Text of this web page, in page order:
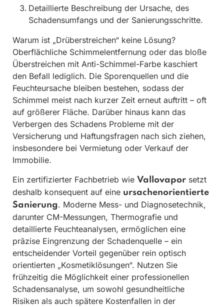
Detaillierte Beschreibung der Ursache, des
Schadensumfangs und der Sanierungsschritte.
Warum ist „Drüberstreichen“ keine Lösung?
Oberflächliche Schimmelentfernung oder das bloße
Überstreichen mit Anti-Schimmel-Farbe kaschiert
den Befall lediglich. Die Sporenquellen und die
Feuchteursache bleiben bestehen, sodass der
Schimmel meist nach kurzer Zeit erneut auftritt – oft
auf größerer Fläche. Darüber hinaus kann das
Verbergen des Schadens Probleme mit der
Versicherung und Haftungsfragen nach sich ziehen,
insbesondere bei Vermietung oder Verkauf der
Immobilie.
Ein zertifizierter Fachbetrieb wie Vallovapor setzt
deshalb konsequent auf eine ursachenorientierte
Sanierung. Moderne Mess- und Diagnosetechnik,
darunter CM-Messungen, Thermografie und
detaillierte Feuchteanalysen, ermöglichen eine
präzise Eingrenzung der Schadenquelle – ein
entscheidender Vorteil gegenüber rein optisch
orientierten „Kosmetiklösungen“. Nutzen Sie
frühzeitig die Möglichkeit einer professionellen
Schadensanalyse, um sowohl gesundheitliche
Risiken als auch spätere Kostenfallen in der